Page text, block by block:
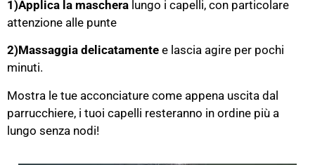
1)Applica la maschera lungo i capelli, con particolare
attenzione alle punte
2)Massaggia delicatamente e lascia agire per pochi
minuti.
Mostra le tue acconciature come appena uscita dal
parrucchiere, i tuoi capelli resteranno in ordine più a
lungo senza nodi!